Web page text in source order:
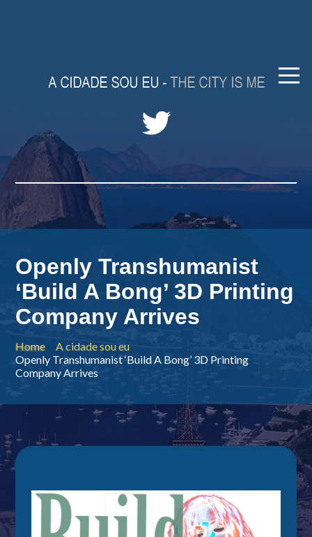
Openly Transhumanist
‘Build A Bong’ 3D Printing
Company Arrives
Home
A cidade sou eu
Openly Transhumanist ‘Build A Bong’ 3D Printing
Company Arrives